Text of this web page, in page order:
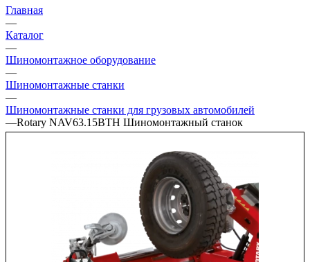
Главная
—
Каталог
—
Шиномонтажное оборудование
—
Шиномонтажные станки
—
Шиномонтажные станки для грузовых автомобилей
—Rotary NAV63.15BTH Шиномонтажный станок